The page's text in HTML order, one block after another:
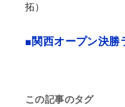
拓）
■関西オープン決
この記事のタグ